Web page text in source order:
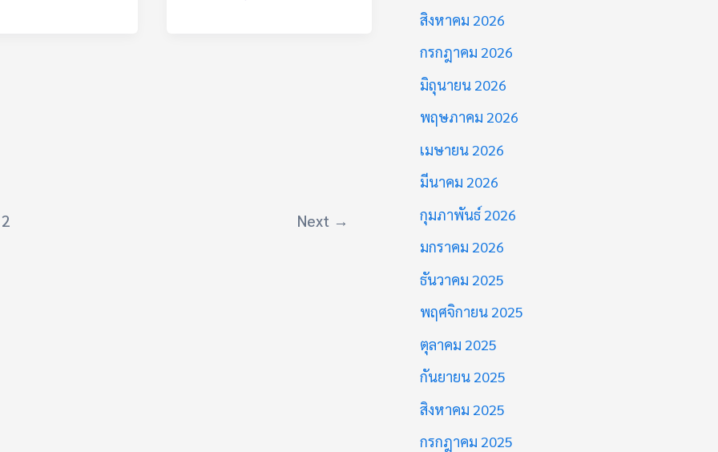
2 Next →
สิงหาคม 2026
กรกฎาคม 2026
มิถุนายน 2026
พฤษภาคม 2026
เมษายน 2026
มีนาคม 2026
กุมภาพันธ์ 2026
มกราคม 2026
ธันวาคม 2025
พฤศจิกายน 2025
ตุลาคม 2025
กันยายน 2025
สิงหาคม 2025
กรกฎาคม 2025